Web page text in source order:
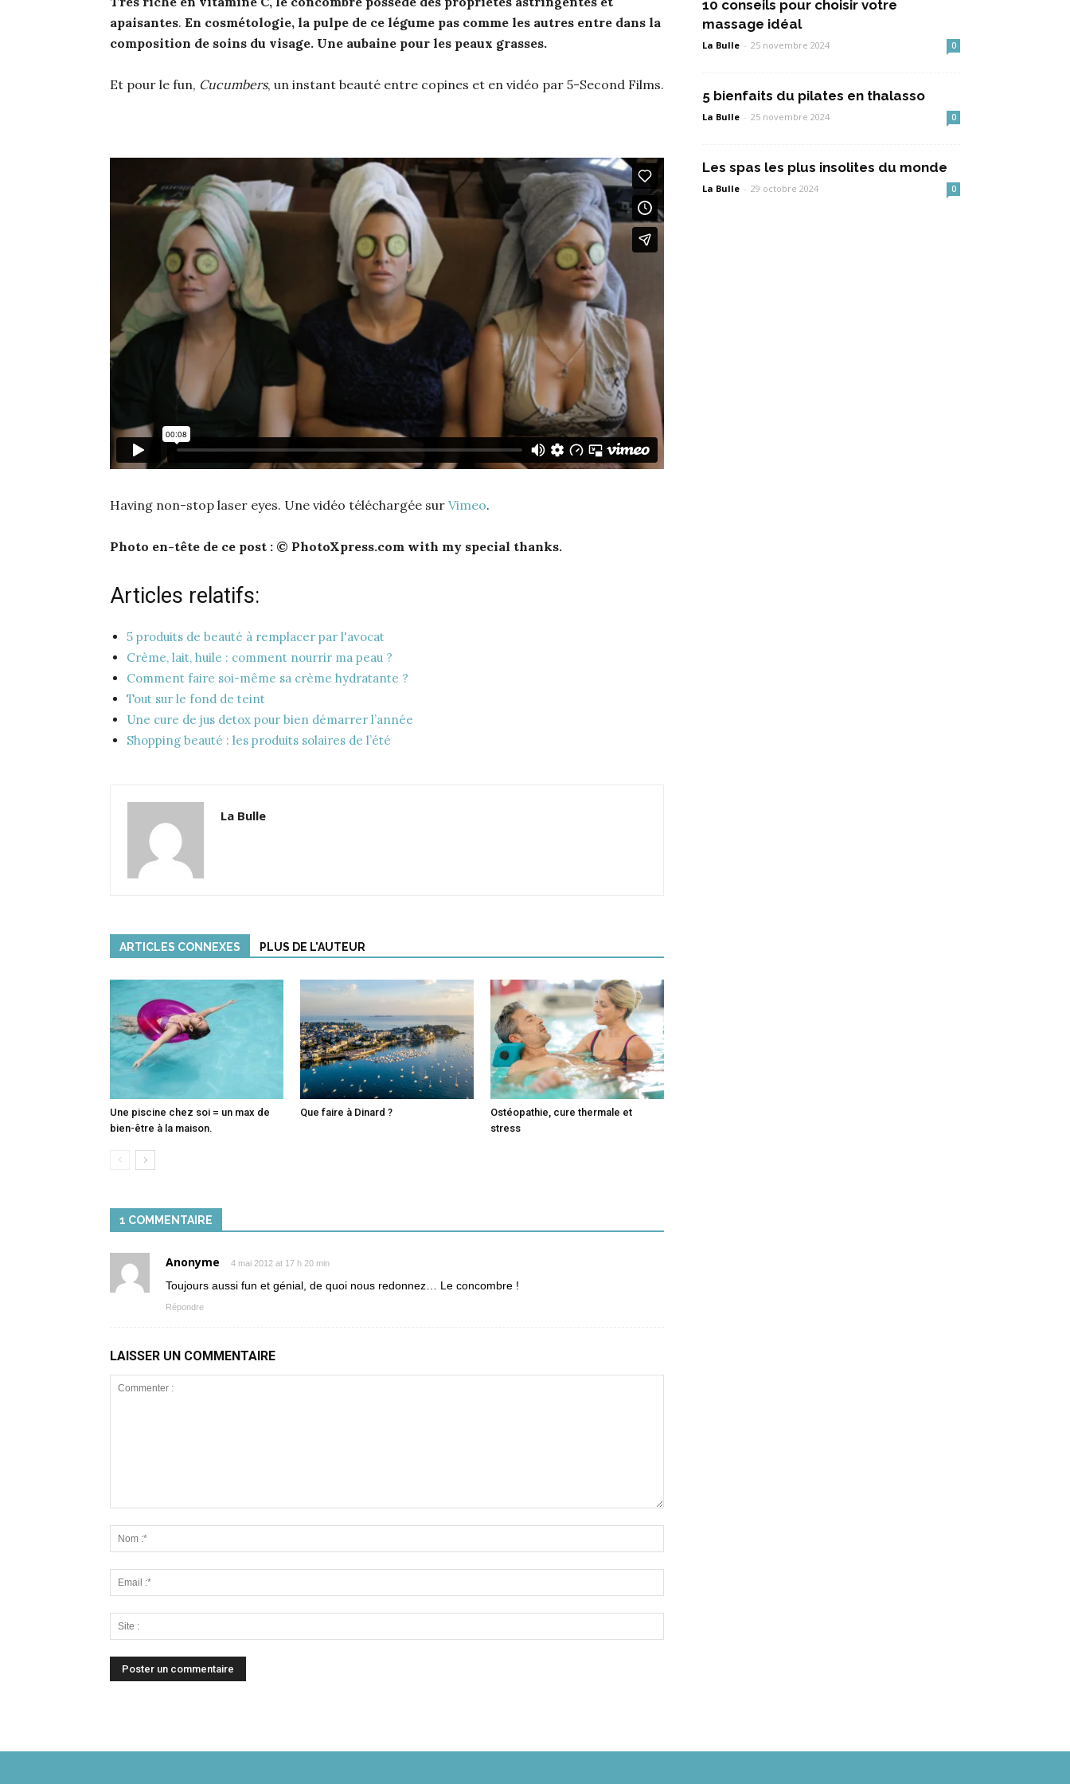
apaisantes. En cosmétologie, la pulpe de ce légume pas comme les autres entre dans la
composition de soins du visage. Une aubaine pour les peaux grasses.
Et pour le fun, Cucumbers, un instant beauté entre copines et en vidéo par 5-Second Films.
Having non-stop laser eyes. Une vidéo téléchargée sur Vimeo.
Photo en-tête de ce post : © PhotoXpress.com with my special thanks.
Articles relatifs:
5 produits de beauté à remplacer par l'avocat
Crème, lait, huile : comment nourrir ma peau ?
Comment faire soi-même sa crème hydratante ?
Tout sur le fond de teint
Une cure de jus detox pour bien démarrer l’année
Shopping beauté : les produits solaires de l’été
La Bulle
ARTICLES CONNEXES PLUS DE L'AUTEUR
Une piscine chez soi = un max de
bien-être à la maison.
Que faire à Dinard ?
Ostéopathie, cure thermale et
stress
1 COMMENTAIRE
Anonyme 4 mai 2012 at 17 h 20 min
Toujours aussi fun et génial, de quoi nous redonnez… Le concombre !
Répondre
LAISSER UN COMMENTAIRE
10 conseils pour choisir votre
massage idéal
La Bulle - 25 novembre 2024 0
5 bienfaits du pilates en thalasso
La Bulle - 25 novembre 2024 0
Les spas les plus insolites du monde
La Bulle - 29 octobre 2024 0